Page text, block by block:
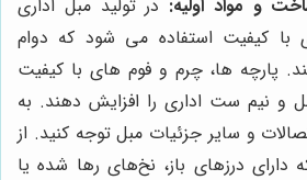
و مواد اولیه: در تولید مبل اداری
با کیفیت استفاده می شود که دوام
پارچه ها، چرم و فوم های با کیفیت
و نیم ست اداری را افزایش دهند. به
و سایر جزئیات مبل توجه کنید. از
دارای درزهای باز، نخ‌های رها شده یا